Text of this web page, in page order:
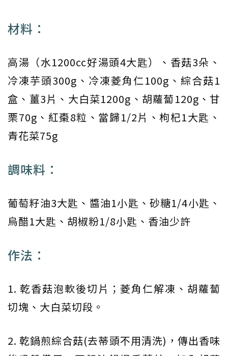
材料：
高湯（水1200cc好湯頭4大匙）、香菇3朵、
冷凍芋頭300g、冷凍菱角仁100g、綜合菇1
盒、薑3片、大白菜1200g、胡蘿蔔120g、甘
栗70g、紅棗8粒、當歸1/2片、枸杞1大匙、
青花菜75g
調味料：
葡萄籽油3大匙、醬油1小匙、砂糖1/4小匙、
烏醋1大匙、胡椒粉1/8小匙、香油少許
作法：
1. 乾香菇泡軟後切片；菱角仁解凍、胡蘿蔔
切塊、大白菜切段。
2. 乾鍋煎綜合菇(去蒂頭不用清洗)，傳出香味